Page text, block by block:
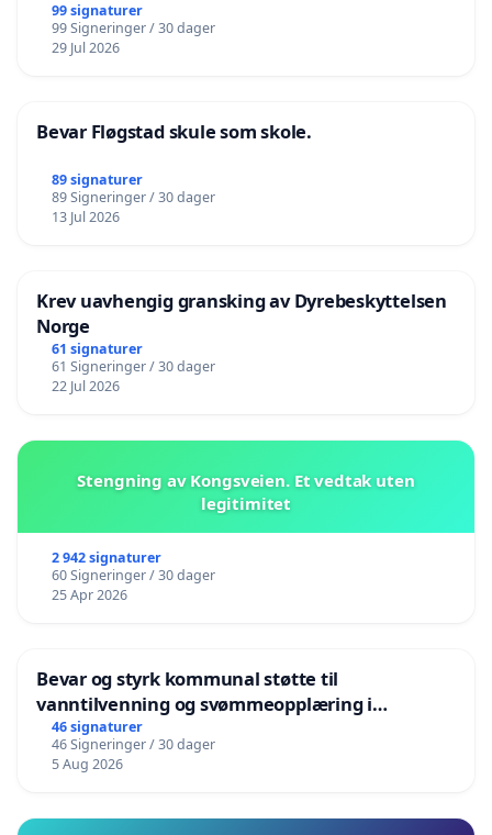
99 signaturer
99 Signeringer / 30 dager
29 Jul 2026
Bevar Fløgstad skule som skole.
89 signaturer
89 Signeringer / 30 dager
13 Jul 2026
Krev uavhengig gransking av Dyrebeskyttelsen
Norge
61 signaturer
61 Signeringer / 30 dager
22 Jul 2026
Stengning av Kongsveien. Et vedtak uten
legitimitet
2 942 signaturer
60 Signeringer / 30 dager
25 Apr 2026
Bevar og styrk kommunal støtte til
vanntilvenning og svømmeopplæring i
barnehagene i Haugesund
46 signaturer
46 Signeringer / 30 dager
5 Aug 2026